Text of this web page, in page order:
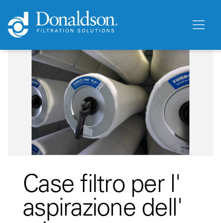
Case filtro per l'
aspirazione dell'